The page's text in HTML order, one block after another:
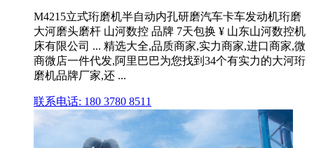
M4215立式珩磨机半自动内孔研磨汽车卡车发动机珩磨
大河磨头磨杆 山河数控 品牌 7天包换 ¥ 山东山河数控机
床有限公司 ... 精选大全,品质商家,实力商家,进口商家,微
商微店一件代发,阿里巴巴为您找到34个有实力的大河珩
磨机品牌厂家,还 ...
联系电话: 180 3780 8511